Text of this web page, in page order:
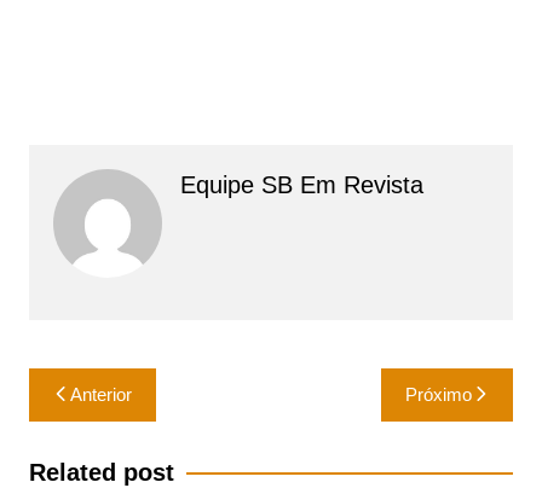
Equipe SB Em Revista
Navegação
de
Post
Anterior Próximo
Related post